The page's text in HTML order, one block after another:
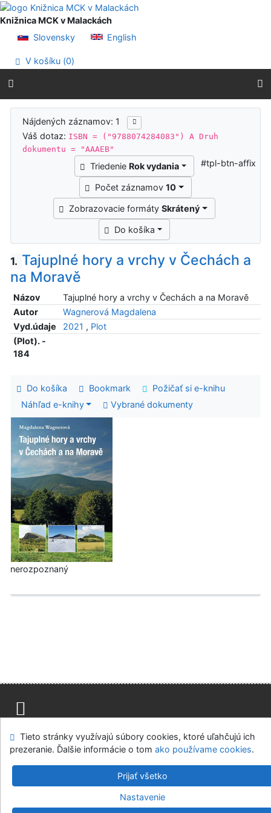
Prejsť na obsah
Prejsť na menu
Knižnica MCK v Malackách
Slovensky
English
V košíku (0)
Výsledky vyhľadávania
Nájdených záznamov: 1
Váš dotaz: ISBN = ("9788074284083") A Druh
dokumentu = "AAAEB"
Triedenie Rok vydania
Počet záznamov10
Zobrazovacie formátySkrátený
Do košíka
#tpl-btn-affix
1. Tajuplné hory a vrchy v Čechách a
na Moravě
Názov
Tajuplné hory a vrchy v Čechách a na Moravě
Autor
Wagnerová Magdalena
Vyd.údaje
2021 , Plot
(Plot). -
184
Do košíka Bookmark
Požičať si e-knihu
Náhľad e-knihy
Vybrané dokumenty
nerozpoznaný
Modul OpenSearch
Napíšte nám Nastavenie cookies
Knižnica MCK v Malackách
v.4.8.63a- Cosmotron Slovakia, s.r.o.
Tieto stránky využívajú súbory cookies, ktoré uľahčujú ich
prezeranie. Ďalšie informácie o tom ako používame cookies.
Prijať všetko
Nastavenie